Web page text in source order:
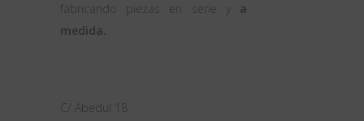
fabricando piezas en serie y a
medida.
C/ Abedul 18